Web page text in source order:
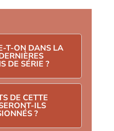
T-ON DANS LA
DE SÉRIE ?
DE CETTE
ILS
?